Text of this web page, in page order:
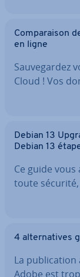
Com­pa­rai­son
en ligne
Sau­ve­gar­dez
Cloud ! Vos
Debian 13
Debian 13
Ce guide
toute
4 al­ter­na­tives
La pu­bli­ca­tion
Adobe est